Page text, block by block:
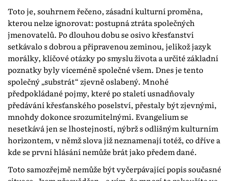
Toto je, souhrnem řečeno, zásadní kulturní proměna,
kterou nelze ignorovat: postupná ztráta společných
jmenovatelů. Po dlouhou dobu se osivo křesťanství
setkávalo s dobrou a připravenou zeminou, jelikož jazyk
morálky, klíčové otázky po smyslu života a určité základní
poznatky byly víceméně společné všem. Dnes je tento
společný „substrát“ zjevně oslabený. Mnohé
předpokládané pojmy, které po staletí usnadňovaly
předávání křesťanského poselství, přestaly být zjevnými,
mnohdy dokonce srozumitelnými. Evangelium se
nesetkává jen se lhostejností, nýbrž s odlišným kulturním
horizontem, v němž slova již neznamenají totéž, co dříve a
kde se první hlásání nemůže brát jako předem dané.
Toto samozřejmě nemůže být vyčerpávající popis současné